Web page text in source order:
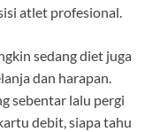
atlet profesional.
sedang diet juga
dan harapan.
sebentar lalu pergi
debit, siapa tahu